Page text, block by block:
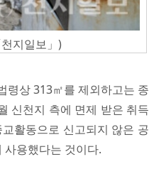
지일보」)
령상 313㎡를 제외하고는 종
신천지 측에 면제 받은 취득
활동으로 신고되지 않은 공
용했다는 것이다.